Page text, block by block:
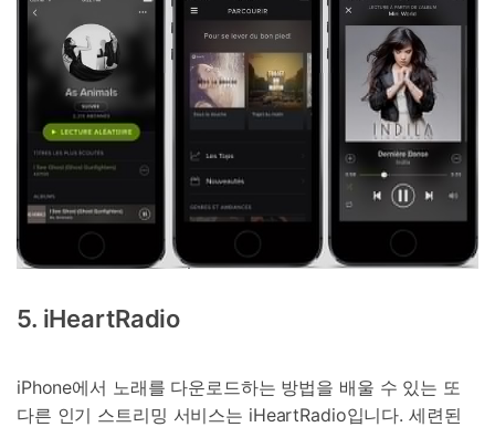
5. iHeartRadio
iPhone에서 노래를 다운로드하는 방법을 배울 수 있는 또
다른 인기 스트리밍 서비스는 iHeartRadio입니다. 세련된